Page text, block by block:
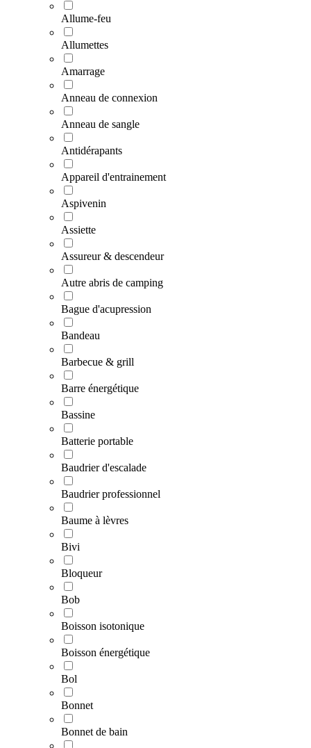
Allume-feu
Allumettes
Amarrage
Anneau de connexion
Anneau de sangle
Antidérapants
Appareil d'entrainement
Aspivenin
Assiette
Assureur & descendeur
Autre abris de camping
Bague d'acupression
Bandeau
Barbecue & grill
Barre énergétique
Bassine
Batterie portable
Baudrier d'escalade
Baudrier professionnel
Baume à lèvres
Bivi
Bloqueur
Bob
Boisson isotonique
Boisson énergétique
Bol
Bonnet
Bonnet de bain